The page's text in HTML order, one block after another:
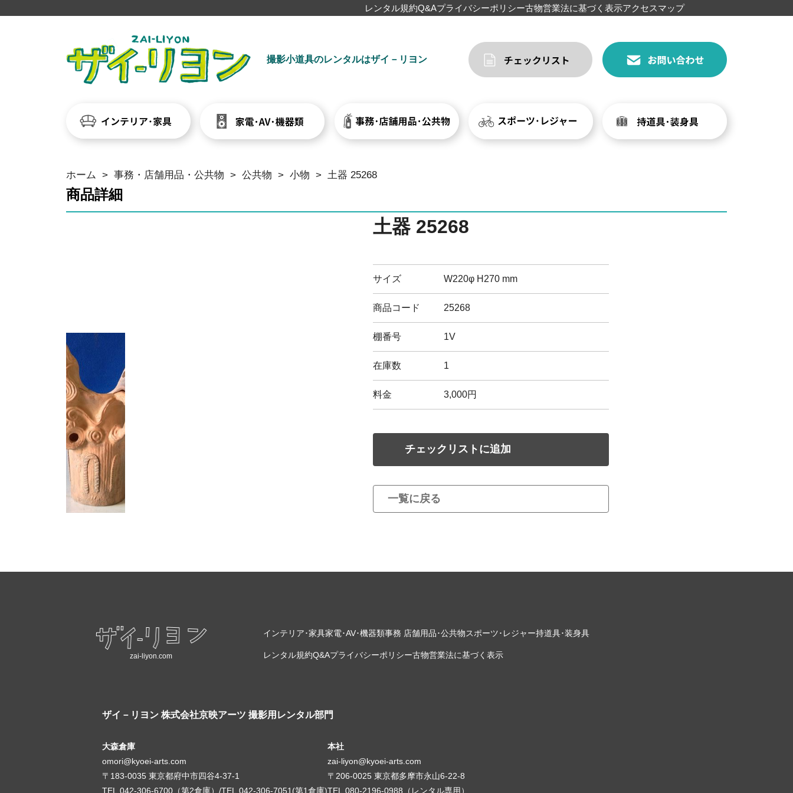
レンタル規約Q&Aプライバシーポリシー古物営業法に基づく表示アクセスマップ
撮影小道具のレンタルはザイ－リヨン
ホーム > 事務・店舗用品・公共物 > 公共物 > 小物 > 土器 25268
商品詳細
土器 25268
サイズ W220φ H270 mm
商品コード 25268
棚番号 1V
在庫数 1
料金 3,000円
チェックリストに追加
一覧に戻る
zai-liyon.com
インテリア･家具家電･AV･機器類事務 店舗用品･公共物スポーツ･レジャー持道具･装身具
レンタル規約Q&Aプライバシーポリシー古物営業法に基づく表示
ザイ－リヨン 株式会社京映アーツ 撮影用レンタル部門
大森倉庫
omori@kyoei-arts.com
〒183-0035 東京都府中市四谷4-37-1
TEL.042-306-6700（第2倉庫）/TEL.042-306-7051(第1倉庫)
本社
zai-liyon@kyoei-arts.com
〒206-0025 東京都多摩市永山6-22-8
TEL.080-2196-0988（レンタル専用）